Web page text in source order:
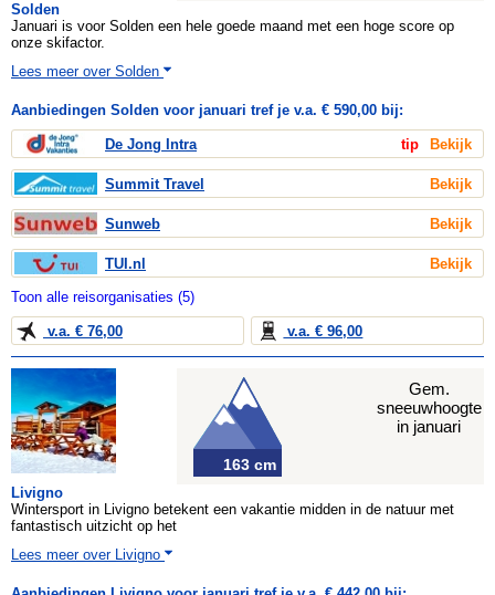
Solden
Januari is voor Solden een hele goede maand met een hoge score op
onze skifactor.
Lees meer over Solden
Aanbiedingen Solden voor januari tref je v.a. € 590,00 bij:
De Jong Intra tip Bekijk
Summit Travel Bekijk
Sunweb Bekijk
TUI.nl
Bekijk
Toon alle reisorganisaties (5)
v.a. € 76,00 v.a. € 96,00
Livigno
Wintersport in Livigno betekent een vakantie midden in de natuur met
fantastisch uitzicht op het
Lees meer over Livigno
163 cm
Gem.
sneeuwhoogte
in januari